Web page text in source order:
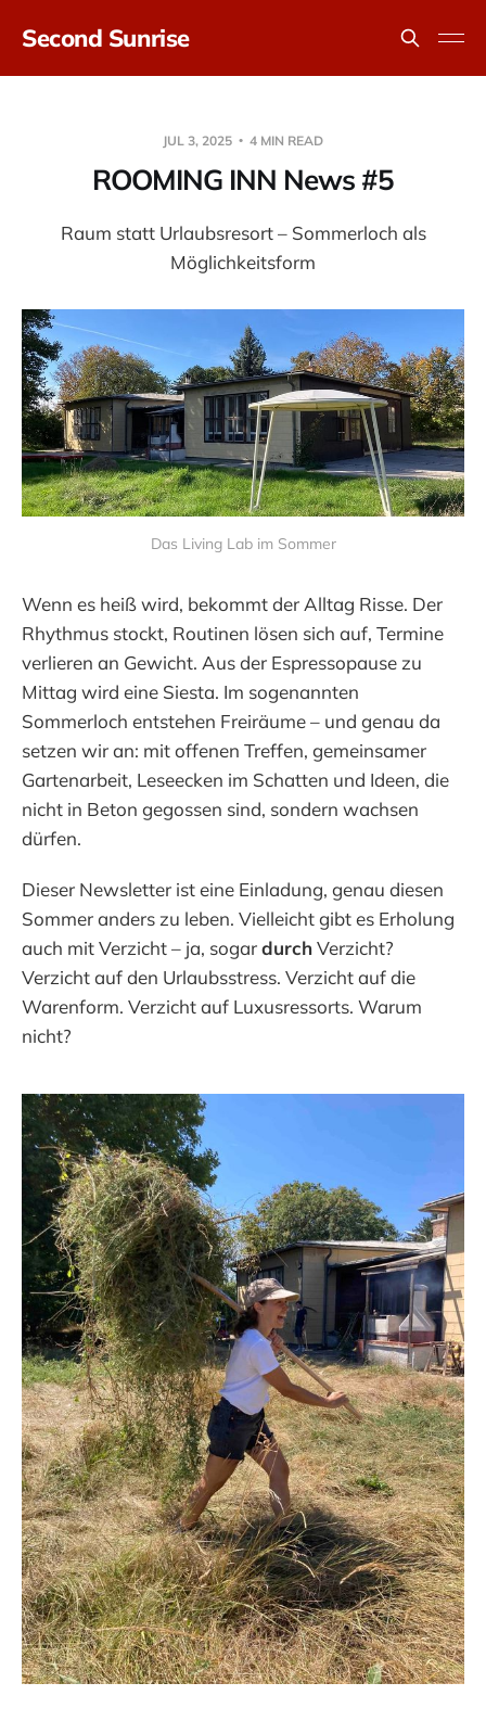
Second Sunrise
JUL 3, 2025 4 MIN READ
ROOMING INN News #5
Raum statt Urlaubsresort – Sommerloch als
Möglichkeitsform
Das Living Lab im Sommer
Wenn es heiß wird, bekommt der Alltag Risse. Der
Rhythmus stockt, Routinen lösen sich auf, Termine
verlieren an Gewicht. Aus der Espressopause zu
Mittag wird eine Siesta. Im sogenannten
Sommerloch entstehen Freiräume – und genau da
setzen wir an: mit offenen Treffen, gemeinsamer
Gartenarbeit, Leseecken im Schatten und Ideen, die
nicht in Beton gegossen sind, sondern wachsen
dürfen.
Dieser Newsletter ist eine Einladung, genau diesen
Sommer anders zu leben. Vielleicht gibt es Erholung
auch mit Verzicht – ja, sogardurchVerzicht?
Verzicht auf den Urlaubsstress. Verzicht auf die
Warenform. Verzicht auf Luxusressorts. Warum
nicht?